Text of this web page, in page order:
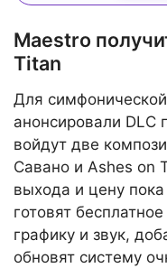
Maestro
Titan
Для
анонсировали DLC
войдут две
Савано и Ashes on
выхода и цену
готовят
графику и звук,
обновят систему